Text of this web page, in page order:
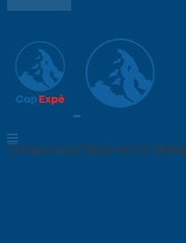
Collaborative Network for